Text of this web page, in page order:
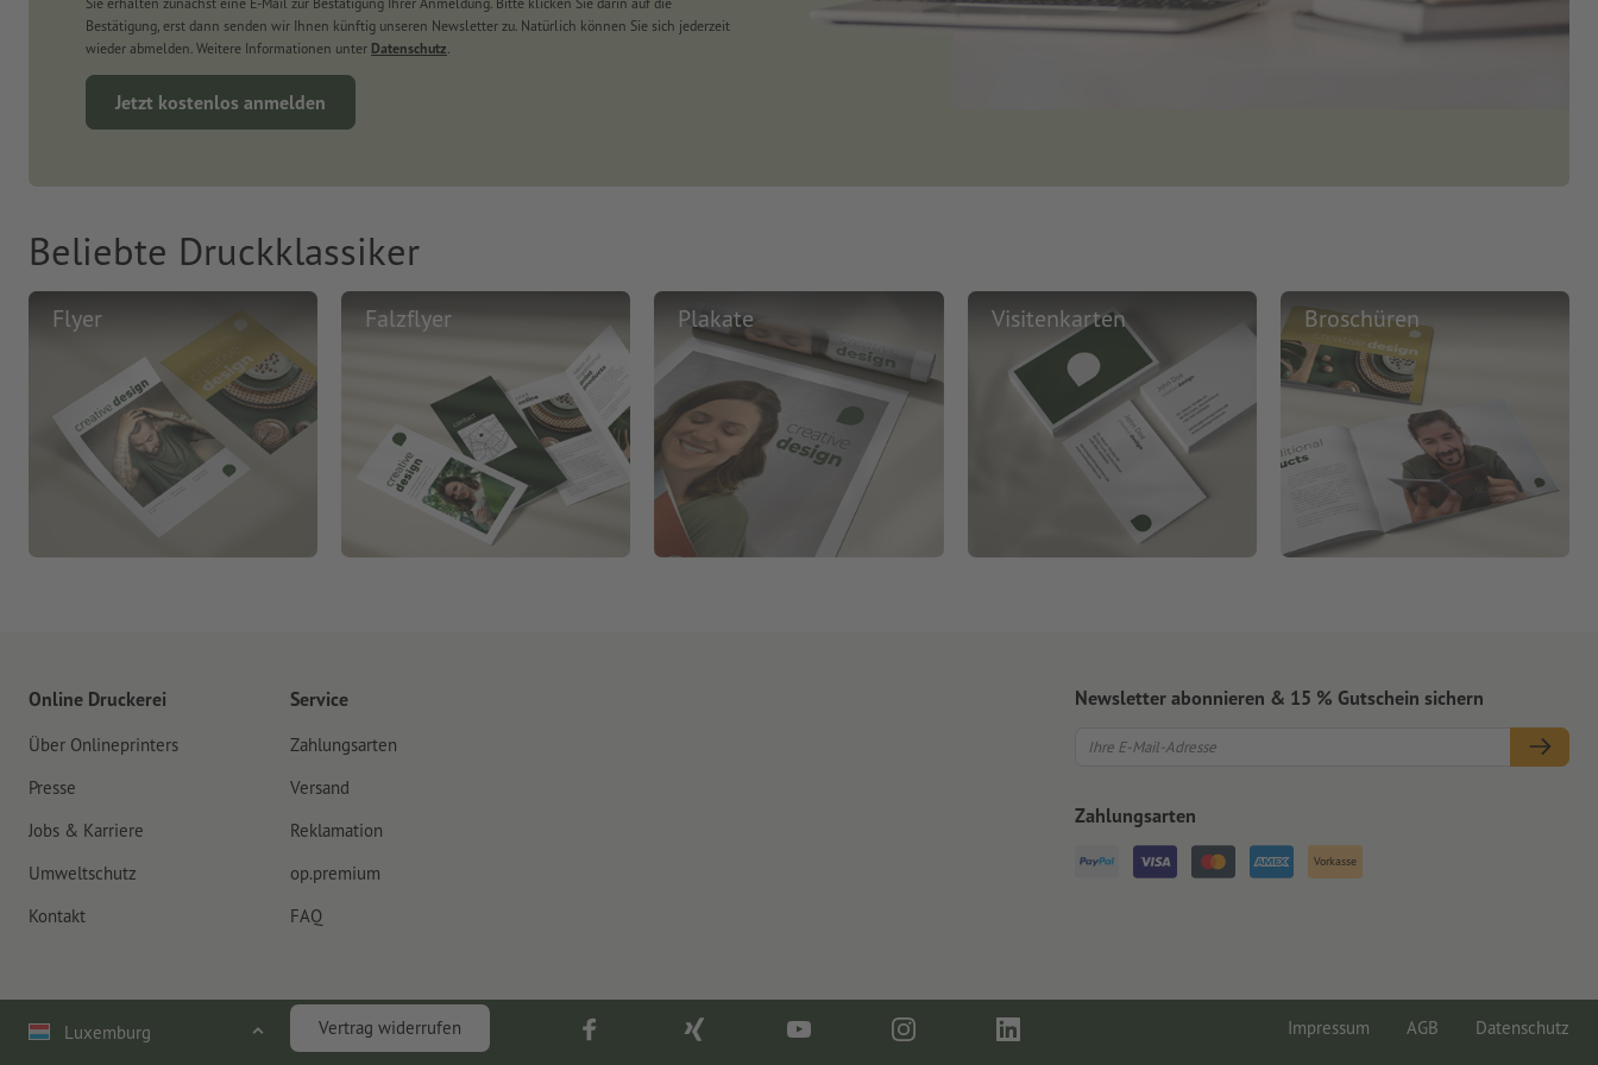
Bestätigung, erst dann senden wir Ihnen künftig unseren Newsletter zu. Natürlich können Sie sich jederzeit
wieder abmelden. Weitere Informationen unter Datenschutz.
Jetzt kostenlos anmelden
Beliebte Druckklassiker
Flyer Falzflyer Plakate Visitenkarten Broschüren
Online Druckerei
Über Onlineprinters
Presse
Jobs & Karriere
Umweltschutz
Kontakt
Service
Zahlungsarten
Versand
Reklamation
op.premium
FAQ
Newsletter abonnieren & 15 % Gutschein sichern
Zahlungsarten
Vorkasse
Luxemburg Vertrag widerrufen Impressum AGB Datenschutz